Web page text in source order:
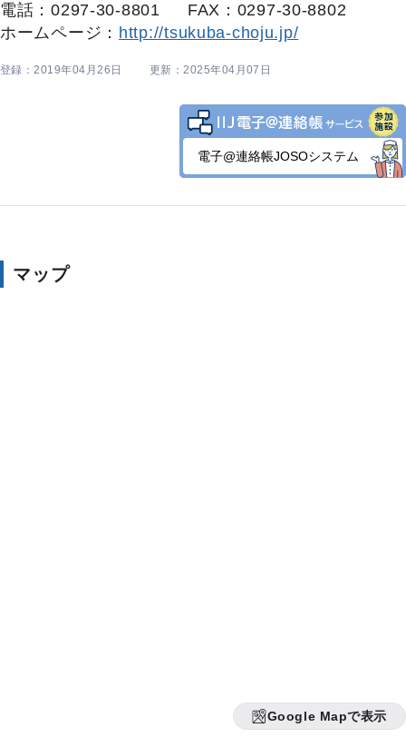
電話：0297-30-8801
FAX：0297-30-8802
ホームページ： http://tsukuba-choju.jp/
登録：2019年04月26日 更新：2025年04月07日
電子@連絡帳JOSOシステム
マップ
Google Mapで表示